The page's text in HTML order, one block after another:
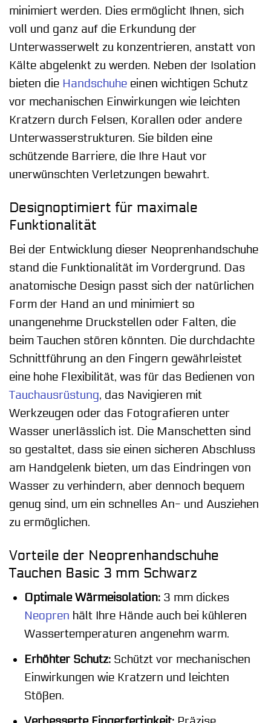
minimiert werden. Dies ermöglicht Ihnen, sich
voll und ganz auf die Erkundung der
Unterwasserwelt zu konzentrieren, anstatt von
Kälte abgelenkt zu werden. Neben der Isolation
bieten die Handschuhe einen wichtigen Schutz
vor mechanischen Einwirkungen wie leichten
Kratzern durch Felsen, Korallen oder andere
Unterwasserstrukturen. Sie bilden eine
schützende Barriere, die Ihre Haut vor
unerwünschten Verletzungen bewahrt.
Designoptimiert für maximale
Funktionalität
Bei der Entwicklung dieser Neoprenhandschuhe
stand die Funktionalität im Vordergrund. Das
anatomische Design passt sich der natürlichen
Form der Hand an und minimiert so
unangenehme Druckstellen oder Falten, die
beim Tauchen stören könnten. Die durchdachte
Schnittführung an den Fingern gewährleistet
eine hohe Flexibilität, was für das Bedienen von
Tauchausrüstung, das Navigieren mit
Werkzeugen oder das Fotografieren unter
Wasser unerlässlich ist. Die Manschetten sind
so gestaltet, dass sie einen sicheren Abschluss
am Handgelenk bieten, um das Eindringen von
Wasser zu verhindern, aber dennoch bequem
genug sind, um ein schnelles An- und Ausziehen
zu ermöglichen.
Vorteile der Neoprenhandschuhe
Tauchen Basic 3 mm Schwarz
Optimale Wärmeisolation:3 mm dickes
Neopren hält Ihre Hände auch bei kühleren
Wassertemperaturen angenehm warm.
Erhöhter Schutz:Schützt vor mechanischen
Einwirkungen wie Kratzern und leichten
Stößen.